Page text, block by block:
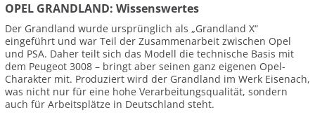
OPEL GRANDLAND: Wissenswertes
Der Grandland wurde ursprünglich als „Grandland X“
eingeführt und war Teil der Zusammenarbeit zwischen Opel
und PSA. Daher teilt sich das Modell die technische Basis mit
dem Peugeot 3008 – bringt aber seinen ganz eigenen Opel-
Charakter mit. Produziert wird der Grandland im Werk Eisenach,
was nicht nur für eine hohe Verarbeitungsqualität, sondern
auch für Arbeitsplätze in Deutschland steht.